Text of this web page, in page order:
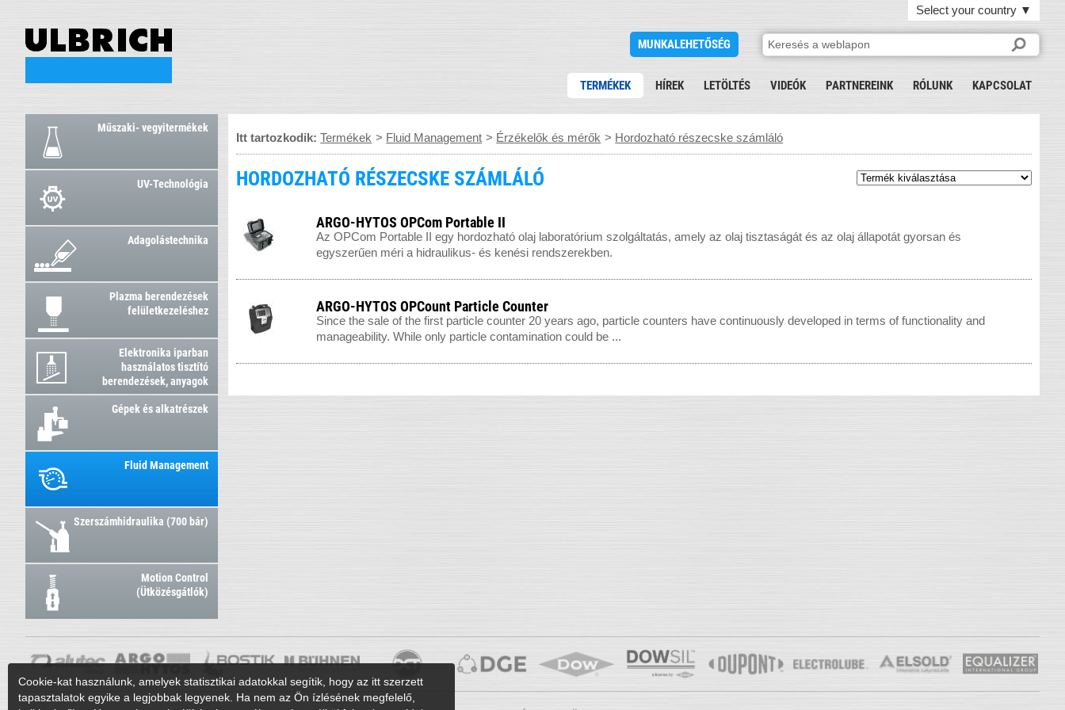
Select your country ▼
MUNKALEHETŐSÉG
TERMÉKEK HÍREK LETÖLTÉS VIDEÓK PARTNEREINK RÓLUNK KAPCSOLAT
Műszaki- vegyitermékek
UV-Technológia
Adagolástechnika
Plazma berendezések
felületkezeléshez
Elektronika iparban
használatos tisztító
berendezések, anyagok
Gépek és alkatrészek
Fluid Management
Szerszámhidraulika (700 bár)
Motion Control
(Ütközésgátlók)
Itt tartozkodik:Termékek > Fluid Management > Érzékelők és mérők > Hordozható részecske számláló
HORDOZHATÓ RÉSZECSKE SZÁMLÁLÓ
ARGO-HYTOS OPCom Portable II
Az OPCom Portable II egy hordozható olaj laboratórium szolgáltatás, amely az olaj tisztaságát és az olaj állapotát gyorsan és
egyszerűen méri a hidraulikus- és kenési rendszerekben.
ARGO-HYTOS OPCount Particle Counter
Since the sale of the first particle counter 20 years ago, particle counters have continuously developed in terms of functionality and
manageability. While only particle contamination could be ...
Cookie-kat használunk, amelyek statisztikai adatokkal segítik, hogy az itt szerzett
tapasztalatok egyike a legjobbak legyenek. Ha nem az Ön ízlésének megfelelő,